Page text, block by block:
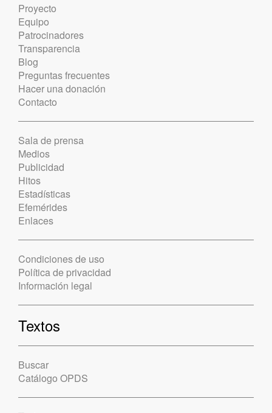
Proyecto
Equipo
Patrocinadores
Transparencia
Blog
Preguntas frecuentes
Hacer una donación
Contacto
Sala de prensa
Medios
Publicidad
Hitos
Estadísticas
Efemérides
Enlaces
Condiciones de uso
Política de privacidad
Información legal
Textos
Buscar
Catálogo OPDS